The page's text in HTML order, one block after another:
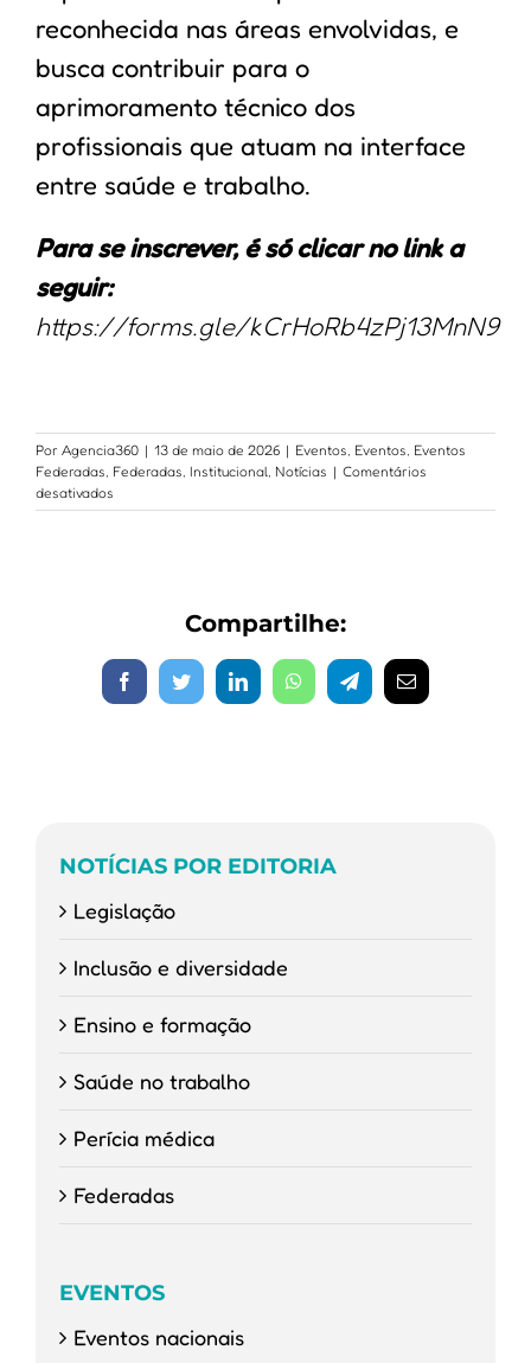
reconhecida nas áreas envolvidas, e
busca contribuir para o
aprimoramento técnico dos
profissionais que atuam na interface
entre saúde e trabalho.
Para se inscrever, é só clicar no link a
seguir:
https://forms.gle/kCrHoRb4zPj13MnN9
Por Agencia360 | 13 de maio de 2026 | Eventos Eventos Eventos
Federadas Federadas Institucional Notícias | Comentários
desativados
ANAMT
ao
III
Curso
Compartilhe:
FacebookTwitterLinkedInWhatsAppTelegram
E-
mail
NOTÍCIAS POR EDITORIA
Legislação
Inclusão e diversidade
Ensino e formação
Saúde no trabalho
Perícia médica
Federadas
EVENTOS
Eventos nacionais